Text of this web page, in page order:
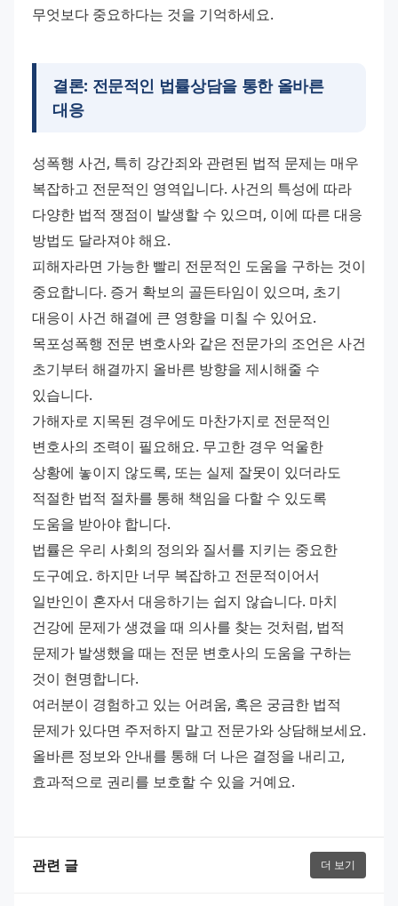
무엇보다 중요하다는 것을 기억하세요.
결론: 전문적인 법률상담을 통한 올바른
대응
성폭행 사건, 특히 강간죄와 관련된 법적 문제는 매우
복잡하고 전문적인 영역입니다. 사건의 특성에 따라
다양한 법적 쟁점이 발생할 수 있으며, 이에 따른 대응
방법도 달라져야 해요.
피해자라면 가능한 빨리 전문적인 도움을 구하는 것이
중요합니다. 증거 확보의 골든타임이 있으며, 초기
대응이 사건 해결에 큰 영향을 미칠 수 있어요.
목포성폭행 전문 변호사와 같은 전문가의 조언은 사건
초기부터 해결까지 올바른 방향을 제시해줄 수
있습니다.
가해자로 지목된 경우에도 마찬가지로 전문적인
변호사의 조력이 필요해요. 무고한 경우 억울한
상황에 놓이지 않도록, 또는 실제 잘못이 있더라도
적절한 법적 절차를 통해 책임을 다할 수 있도록
도움을 받아야 합니다.
법률은 우리 사회의 정의와 질서를 지키는 중요한
도구예요. 하지만 너무 복잡하고 전문적이어서
일반인이 혼자서 대응하기는 쉽지 않습니다. 마치
건강에 문제가 생겼을 때 의사를 찾는 것처럼, 법적
문제가 발생했을 때는 전문 변호사의 도움을 구하는
것이 현명합니다.
여러분이 경험하고 있는 어려움, 혹은 궁금한 법적
문제가 있다면 주저하지 말고 전문가와 상담해보세요.
올바른 정보와 안내를 통해 더 나은 결정을 내리고,
효과적으로 권리를 보호할 수 있을 거예요.
관련 글 더 보기